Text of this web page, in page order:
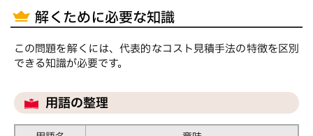
解くために必要な知識
この問題を解くには、代表的なコスト見積手法の特徴を区別
できる知識が必要です。
用語の整理